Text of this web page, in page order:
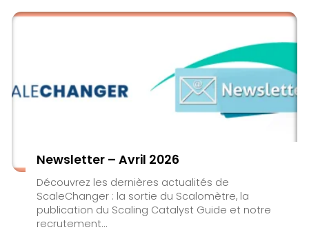
Newsletter – Avril 2026
Découvrez les dernières actualités de
ScaleChanger : la sortie du Scalomètre, la
publication du Scaling Catalyst Guide et notre
recrutement...